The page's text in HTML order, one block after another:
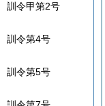
訓令甲第2号
訓令第4号
訓令第5号